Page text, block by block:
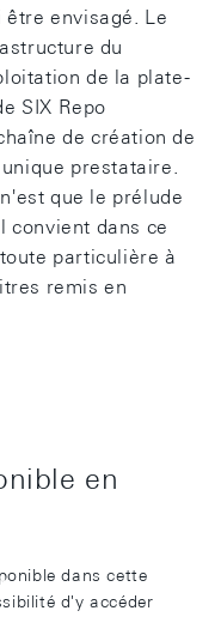
envisagé. Le
du
de la plate-
SIX Repo
de création de
prestataire.
que le prélude
convient dans ce
particulière à
remis en
en
dans cette
d'y accéder